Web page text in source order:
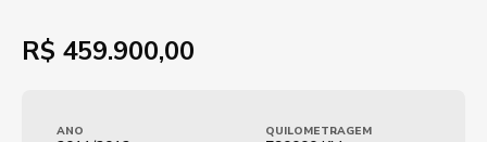
R$ 459.900,00
ANO QUILOMETRAGEM